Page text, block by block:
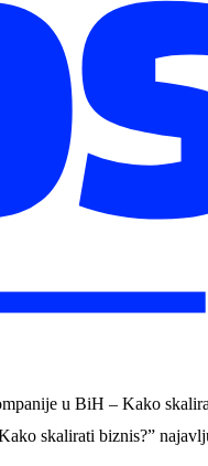
u BiH – Kako
skalirati biznis?”